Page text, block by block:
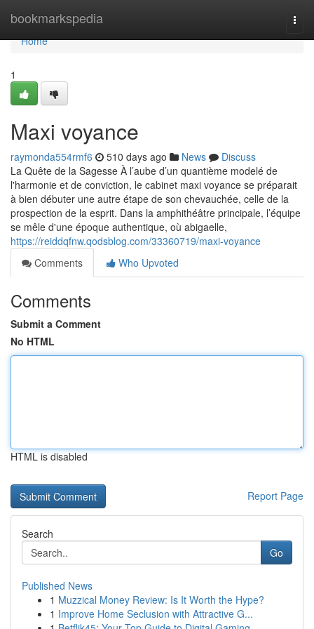
bookmarkspedia
Home
Home
1
Maxi voyance
raymonda554rmf6 510 days ago News
Discuss
La Quête de la Sagesse À l’aube d’un quantième modelé de
l'harmonie et de conviction, le cabinet maxi voyance se préparait
à bien débuter une autre étape de son chevauchée, celle de la
prospection de la esprit. Dans la amphithéâtre principale, l’équipe
se mêle d'une époque authentique, où abigaelle,
https://reiddqfnw.qodsblog.com/33360719/maxi-voyance
Comments
Who Upvoted
Comments
Submit a Comment
No HTML
HTML is disabled
Report Page
Search
Go
Published News
1 Muzzical Money Review: Is It Worth the Hype?
1 Improve Home Seclusion with Attractive G...